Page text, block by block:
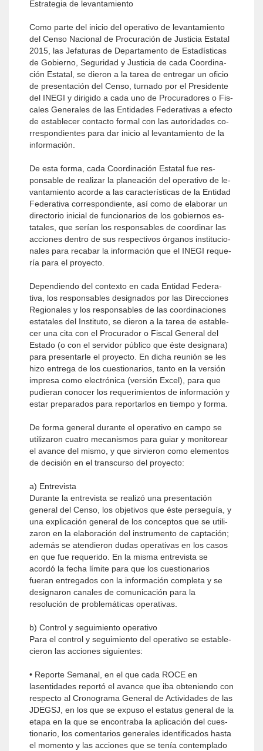
Estrategia de levantamiento
Como parte del inicio del operativo de levantamiento
del Censo Nacional de Procuración de Justicia Estatal
2015, las Jefaturas de Departamento de Estadísticas
de Gobierno, Seguridad y Justicia de cada Coordina­
ción Estatal, se dieron a la tarea de entregar un oficio
de presentación del Censo, turnado por el Presidente
del INEGI y dirigido a cada uno de Procuradores o Fis­
cales Generales de las Entidades Federativas a efecto
de establecer contacto formal con las autoridades co­
rrespondientes para dar inicio al levantamiento de la
información.
De esta forma, cada Coordinación Estatal fue res­
ponsable de realizar la planeación del operativo de le­
vantamiento acorde a las características de la Entidad
Federativa correspondiente, así como de elaborar un
directorio inicial de funcionarios de los gobiernos es­
tatales, que serían los responsables de coordinar las
acciones dentro de sus respectivos órganos institucio­
nales para recabar la información que el INEGI reque­
ría para el proyecto.
Dependiendo del contexto en cada Entidad Federa­
tiva, los responsables designados por las Direcciones
Regionales y los responsables de las coordinaciones
estatales del Instituto, se dieron a la tarea de estable­
cer una cita con el Procurador o Fiscal General del
Estado (o con el servidor público que éste designara)
para presentarle el proyecto. En dicha reunión se les
hizo entrega de los cuestionarios, tanto en la versión
impresa como electrónica (versión Excel), para que
pudieran conocer los requerimientos de información y
estar preparados para reportarlos en tiempo y forma.
De forma general durante el operativo en campo se
utilizaron cuatro mecanismos para guiar y monitorear
el avance del mismo, y que sirvieron como elementos
de decisión en el transcurso del proyecto:
a) Entrevista
Durante la entrevista se realizó una presentación
general del Censo, los objetivos que éste perseguía, y
una explicación general de los conceptos que se utili­
zaron en la elaboración del instrumento de captación;
además se atendieron dudas operativas en los casos
en que fue requerido. En la misma entrevista se
acordó la fecha límite para que los cuestionarios
fueran en­tregados con la información completa y se
designaron canales de comunicación para la
resolución de proble­máticas operativas.
b) Control y seguimiento operativo
Para el control y seguimiento del operativo se estable­
cieron las acciones siguientes:
• Reporte Semanal, en el que cada ROCE en
lasentidades reportó el avance que iba obteniendo con
respecto al Cronograma General de Actividades de las
JDEGSJ, en los que se expuso el estatus general de la
etapa en la que se encontraba la aplicación del cues­
tionario, los comentarios generales identificados hasta
el momento y las acciones que se tenía contemplado